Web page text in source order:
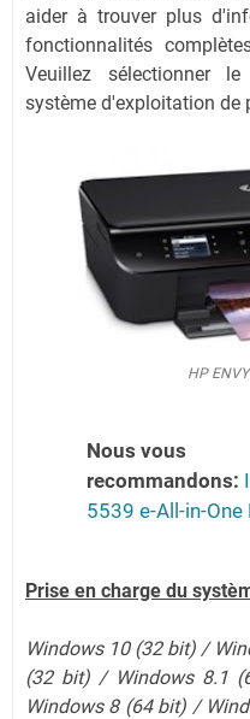
aider à trouver plus
fonctionnalités
Veuillez sélectionner
système d'exploitation de
HP
Nous vous
recommandons:
5539 e-All-in-
Prise en charge du
Windows 10 (32 bit) /
(32 bit) / Windows 8.1
Windows 8 (64 bit) /